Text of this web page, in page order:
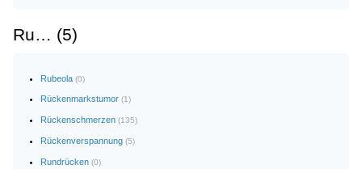
Ru… (5)
Rubeola (0)
Rückenmarkstumor (1)
Rückenschmerzen (135)
Rückenverspannung (5)
Rundrücken (0)